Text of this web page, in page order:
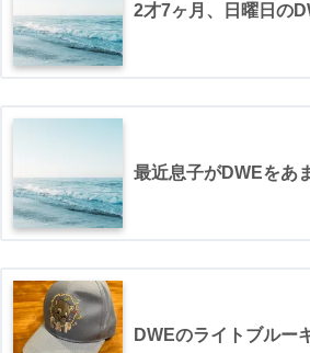
2才7ヶ月、日曜日の
最近息子がDWEをあ
DWEのライトブルー